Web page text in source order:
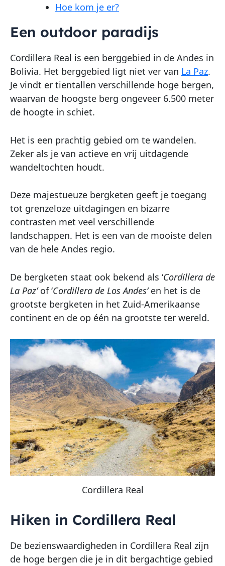
Hoe kom je er?
Een outdoor paradijs
Cordillera Real is een berggebied in de Andes in
Bolivia. Het berggebied ligt niet ver van La Paz.
Je vindt er tientallen verschillende hoge bergen,
waarvan de hoogste berg ongeveer 6.500 meter
de hoogte in schiet.
Het is een prachtig gebied om te wandelen.
Zeker als je van actieve en vrij uitdagende
wandeltochten houdt.
Deze majestueuze bergketen geeft je toegang
tot grenzeloze uitdagingen en bizarre
contrasten met veel verschillende
landschappen. Het is een van de mooiste delen
van de hele Andes regio.
De bergketen staat ook bekend als ‘Cordillera de
La Paz’of ‘Cordillera de Los Andes’en het is de
grootste bergketen in het Zuid-Amerikaanse
continent en de op één na grootste ter wereld.
Cordillera Real
Hiken in Cordillera Real
De bezienswaardigheden in Cordillera Real zijn
de hoge bergen die je in dit bergachtige gebied